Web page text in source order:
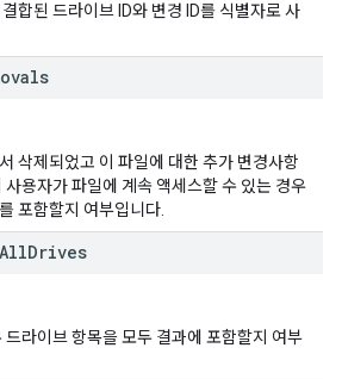
합된 드라이브 ID와 변경 ID를 식별자로 사
삭제되었고 이 파일에 대한 추가 변경사항
용자가 파일에 계속 액세스할 수 있는 경우
포함할지 여부입니다.
AllDrives
드라이브 항목을 모두 결과에 포함할지 여부